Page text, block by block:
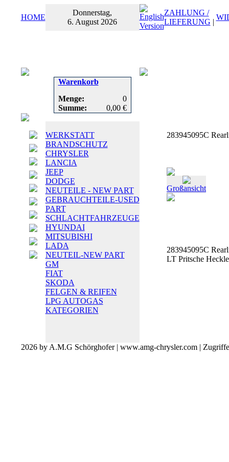
HOME
Donnerstag,
6. August 2026
ZAHLUNG /
LIEFERUNG |
Warenkorb
Menge:
0
Summe:
0,00 €
WERKSTATT
BRANDSCHUTZ
CHRYSLER
LANCIA
JEEP
DODGE
NEUTEILE - NEW PART
GEBRAUCHTEILE-USED
PART
SCHLACHTFAHRZEUGE
HYUNDAI
MITSUBISHI
LADA
NEUTEIL-NEW PART
GM
FIAT
SKODA
FELGEN & REIFEN
LPG AUTOGAS
KATEGORIEN
283945095C
Großansicht
283945095C
LT Pritsche
2026 by A.M.G Schörghofer | www.amg-chrysler.com |